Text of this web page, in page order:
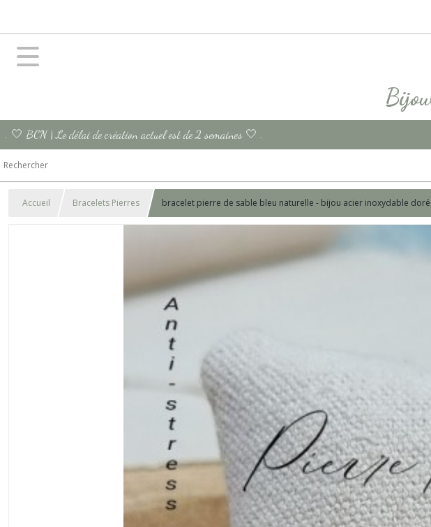
. 🤍 BCN | Le délai de création actuel est de 2 semaines 🤍 .
Accueil Bracelets Pierres bracelet pierre de sable bleu naturelle - bijou acier inoxydable